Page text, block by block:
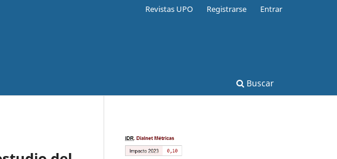
Buscar
Revistas UPO Registrarse Entrar